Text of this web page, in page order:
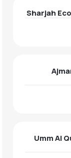
Sharjah
Umm Al